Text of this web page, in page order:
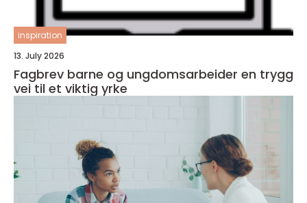
inspiration
13. July 2026
Fagbrev barne og ungdomsarbeider en trygg
vei til et viktig yrke